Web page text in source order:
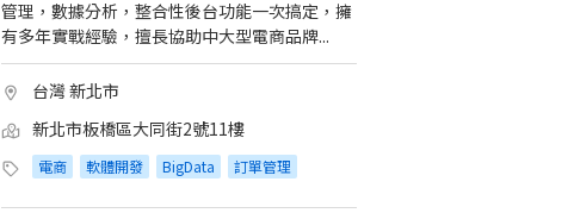
管理，數據分析，整合性後台功能一次搞定，擁
有多年實戰經驗，擅長協助中大型電商品牌...
台灣 新北市
新北市板橋區大同街2號11樓
電商 軟體開發 BigData 訂單管理